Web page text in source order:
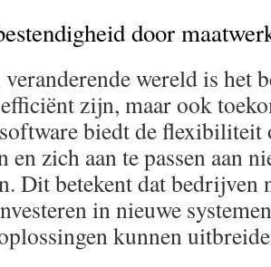
door
veranderende wereld is het
zijn, maar ook
biedt de flexibiliteit
en zich aan te passen aan
Dit betekent dat bedrijven
in nieuwe
kunnen